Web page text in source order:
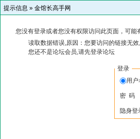
提示信息 » 金馆长高手网
您没有登录或者您没有权限访问此页面，可能
读取数据错误,原因：您要访问的链接无
您还不是论坛会员,请先登录论坛
登录
用
密 码
隐身登